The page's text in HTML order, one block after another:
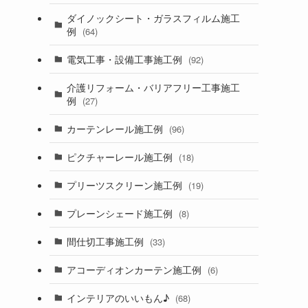
ダイノックシート・ガラスフィルム施工
例 (64)
電気工事・設備工事施工例 (92)
介護リフォーム・バリアフリー工事施工
例 (27)
カーテンレール施工例 (96)
ピクチャーレール施工例 (18)
プリーツスクリーン施工例 (19)
プレーンシェード施工例 (8)
間仕切工事施工例 (33)
アコーディオンカーテン施工例 (6)
インテリアのいいもん♪ (68)